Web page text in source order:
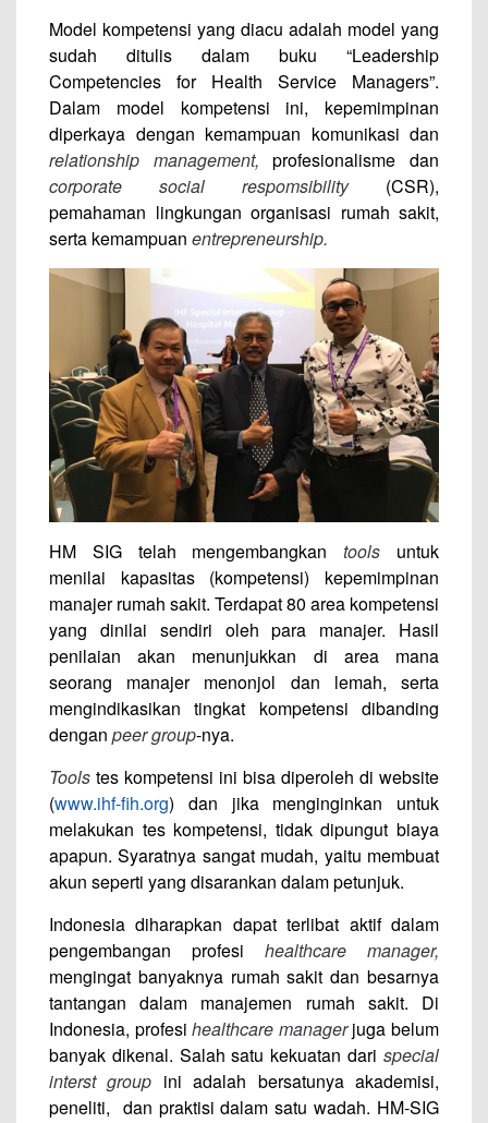
Model kompetensi yang diacu adalah model yang
sudah ditulis dalam buku “Leadership
Competencies for Health Service Managers”.
Dalam model kompetensi ini, kepemimpinan
diperkaya dengan kemampuan komunikasi dan
relationship management,profesionalisme dan
corporate social respomsibility(CSR),
pemahaman lingkungan organisasi rumah sakit,
serta kemampuan entrepreneurship.
HM SIG telah mengembangkantools untuk
menilai kapasitas (kompetensi) kepemimpinan
manajer rumah sakit. Terdapat 80 area kompetensi
yang dinilai sendiri oleh para manajer. Hasil
penilaian akan menunjukkan di area mana
seorang manajer menonjol dan lemah, serta
mengindikasikan tingkat kompetensi dibanding
dengan peer group-nya.
Tools tes kompetensi ini bisa diperoleh di website
(www.ihf-fih.org) dan jika menginginkan untuk
melakukan tes kompetensi, tidak dipungut biaya
apapun. Syaratnya sangat mudah, yaitu membuat
akun seperti yang disarankan dalam petunjuk.
Indonesia diharapkan dapat terlibat aktif dalam
pengembangan profesi healthcare manager,
mengingat banyaknya rumah sakit dan besarnya
tantangan dalam manajemen rumah sakit. Di
Indonesia, profesihealthcare managerjuga belum
banyak dikenal. Salah satu kekuatan dari special
interst group ini adalah bersatunya akademisi,
peneliti, dan praktisi dalam satu wadah. HM-SIG